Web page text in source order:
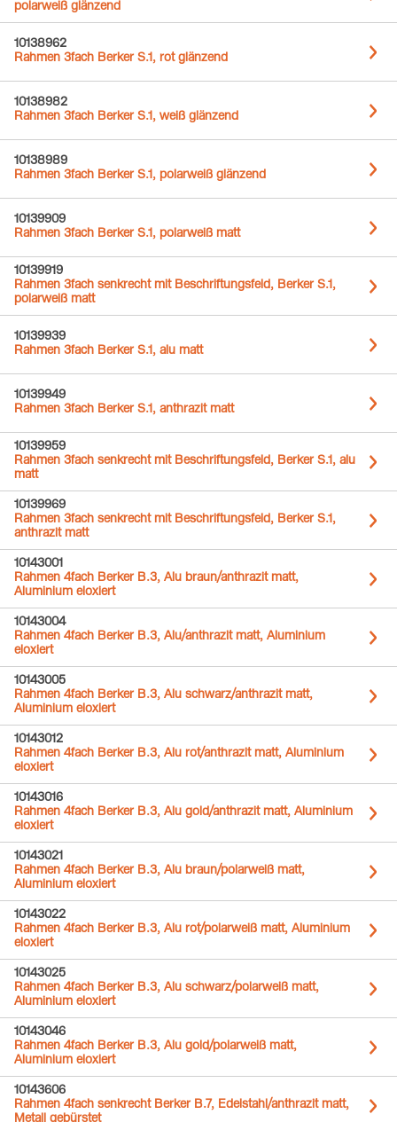
polarweiß glänzend
10138962
Rahmen 3fach Berker S.1, rot glänzend
10138982
Rahmen 3fach Berker S.1, weiß glänzend
10138989
Rahmen 3fach Berker S.1, polarweiß glänzend
10139909
Rahmen 3fach Berker S.1, polarweiß matt
10139919
Rahmen 3fach senkrecht mit Beschriftungsfeld, Berker S.1,
polarweiß matt
10139939
Rahmen 3fach Berker S.1, alu matt
10139949
Rahmen 3fach Berker S.1, anthrazit matt
10139959
Rahmen 3fach senkrecht mit Beschriftungsfeld, Berker S.1, alu
matt
10139969
Rahmen 3fach senkrecht mit Beschriftungsfeld, Berker S.1,
anthrazit matt
10143001
Rahmen 4fach Berker B.3, Alu braun/anthrazit matt,
Aluminium eloxiert
10143004
Rahmen 4fach Berker B.3, Alu/anthrazit matt, Aluminium
eloxiert
10143005
Rahmen 4fach Berker B.3, Alu schwarz/anthrazit matt,
Aluminium eloxiert
10143012
Rahmen 4fach Berker B.3, Alu rot/anthrazit matt, Aluminium
eloxiert
10143016
Rahmen 4fach Berker B.3, Alu gold/anthrazit matt, Aluminium
eloxiert
10143021
Rahmen 4fach Berker B.3, Alu braun/polarweiß matt,
Aluminium eloxiert
10143022
Rahmen 4fach Berker B.3, Alu rot/polarweiß matt, Aluminium
eloxiert
10143025
Rahmen 4fach Berker B.3, Alu schwarz/polarweiß matt,
Aluminium eloxiert
10143046
Rahmen 4fach Berker B.3, Alu gold/polarweiß matt,
Aluminium eloxiert
10143606
Rahmen 4fach senkrecht Berker B.7, Edelstahl/anthrazit matt,
Metall gebürstet